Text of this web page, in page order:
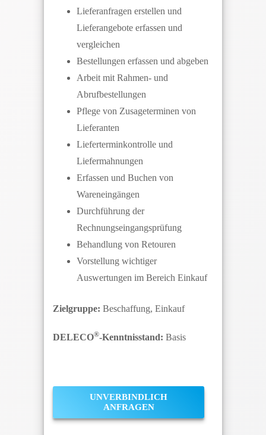
Lieferanfragen erstellen und
Lieferangebote erfassen und
vergleichen
Bestellungen erfassen und abgeben
Arbeit mit Rahmen- und
Abrufbestellungen
Pflege von Zusageterminen von
Lieferanten
Lieferterminkontrolle und
Liefermahnungen
Erfassen und Buchen von
Wareneingängen
Durchführung der
Rechnungseingangsprüfung
Behandlung von Retouren
Vorstellung wichtiger
Auswertungen im Bereich Einkauf
Zielgruppe: Beschaffung, Einkauf
DELECO®-Kenntnisstand: Basis
UNVERBINDLICH
ANFRAGEN